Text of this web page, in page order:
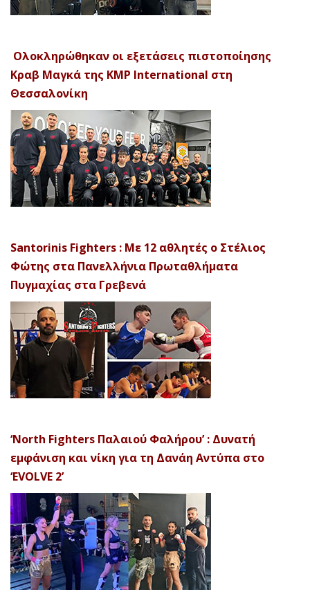
Ολοκληρώθηκαν οι εξετάσεις πιστοποίησης
Κραβ Μαγκά της KMP International στη
Θεσσαλονίκη
Santorinis Fighters : Με 12 αθλητές ο Στέλιος
Φώτης στα Πανελλήνια Πρωταθλήματα
Πυγμαχίας στα Γρεβενά
‘North Fighters Παλαιού Φαλήρου’ : Δυνατή
εμφάνιση και νίκη για τη Δανάη Αντύπα στο
‘EVOLVE 2’